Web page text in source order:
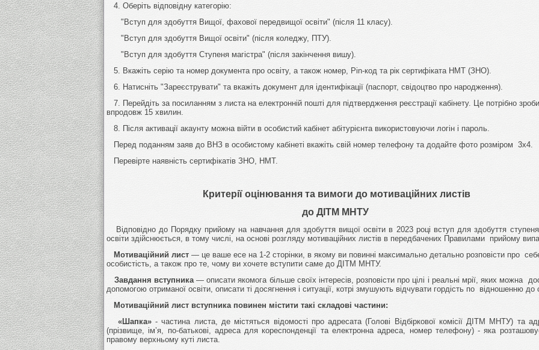
4. Оберіть відповідну категорію:
"Вступ для здобуття Вищої, фахової передвищої освіти" (після 11 класу).
"Вступ для здобуття Вищої освіти" (після коледжу, ПТУ).
"Вступ для здобуття Ступеня магістра" (після закінчення вишу).
5. Вкажіть серію та номер документа про освіту, а також номер, Pin-код та рік сертифіката НМТ (ЗНО).
6. Натисніть "Зареєструвати" та вкажіть документ для ідентифікації (паспорт, свідоцтво про народження).
7. Перейдіть за посиланням з листа на електронній пошті для підтвердження реєстрації кабінету. Це потрібно
впродовж 15 хвилин.
8. Після активації акаунту можна війти в особистий кабінет абітурієнта використовуючи логін і пароль.
Перед поданням заяв до ВНЗ в особистому кабінеті вкажіть свій номер телефону та додайте фото розміром 3х4.
Перевірте наявність сертифікатів ЗНО, НМТ.
Критерії оцінювання та вимоги до мотиваційних листів
до ДІТМ МНТУ
Відповідно до Порядку прийому на навчання для здобуття вищої освіти в 2023 році вступ для здобуття
освіти здійснюється, в тому числі, на основі розгляду мотиваційних листів в передбачених Правилами прийому
Мотиваційний лист — це ваше есе на 1-2 сторінки, в якому ви повинні максимально детально розповісти про
особистість, а також про те, чому ви хочете вступити саме до ДІТМ МНТУ.
Завдання вступника— описати якомога більше своїх інтересів, розповісти про цілі і реальні мрії, яких можна
допомогою отриманої освіти, описати ті досягнення і ситуації, котрі змушують відчувати гордість по відношенню до
Мотиваційний лист вступника повинен містити такі складові частини:
«Шапка»- частина листа, де містяться відомості про адресата (Голові Відбіркової комісії ДІТМ МНТУ) та
(прізвище, ім’я, по-батькові, адреса для кореспонденції та електронна адреса, номер телефону) - яка
правому верхньому куті листа.